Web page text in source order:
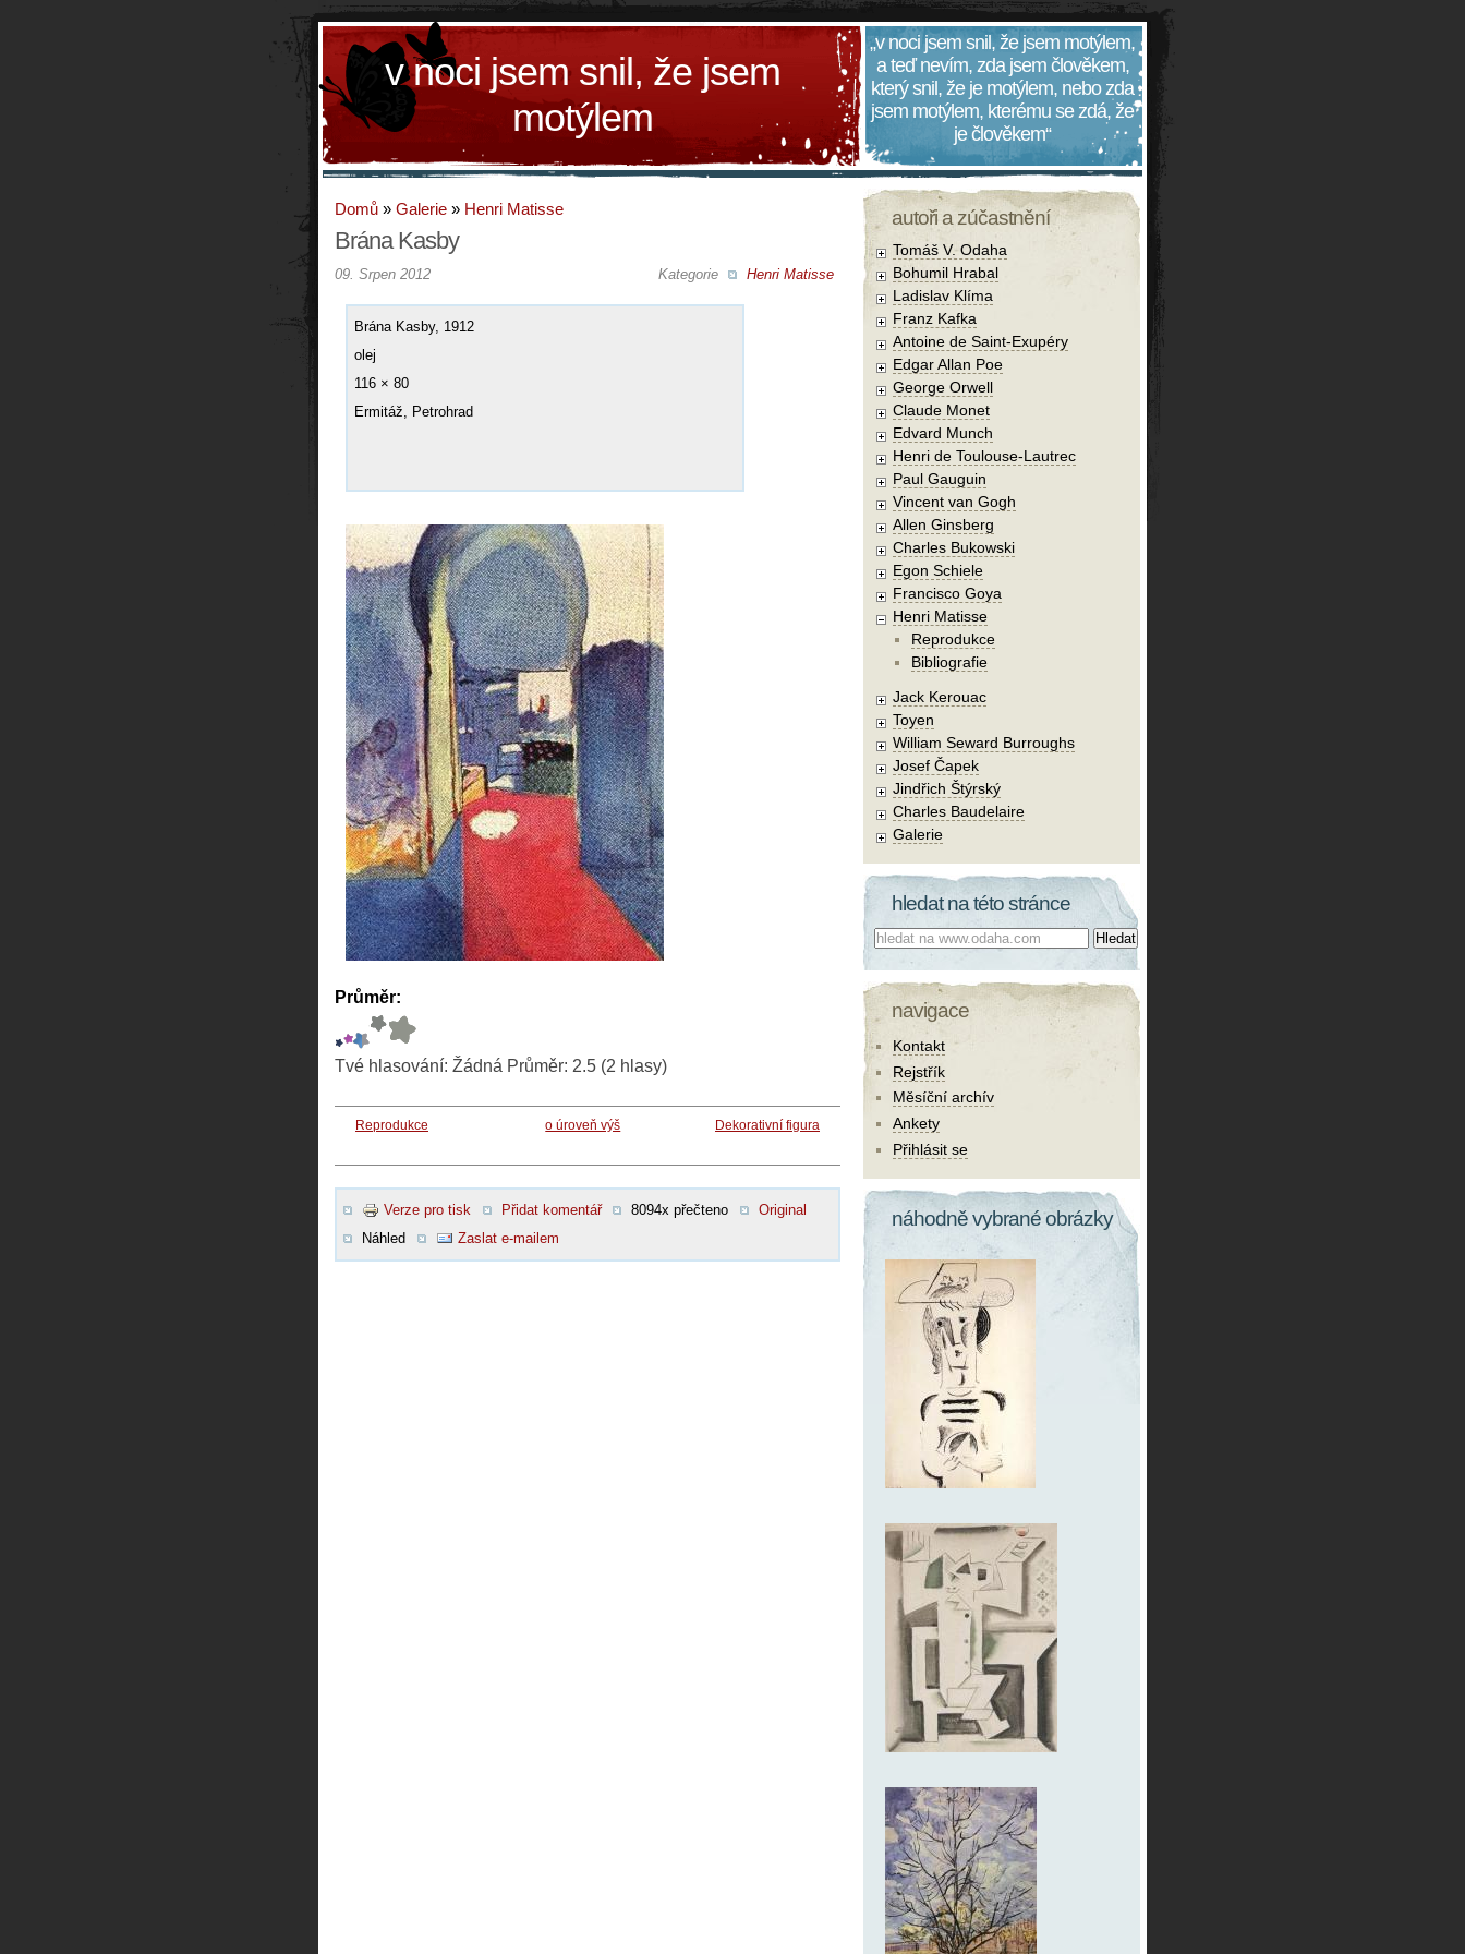
v noci jsem snil, že jsem
motýlem
„v noci jsem snil, že jsem motýlem,
a teď nevím, zda jsem člověkem,
který snil, že je motýlem, nebo zda
jsem motýlem, kterému se zdá, že
je člověkem“
Domů » Galerie » Henri Matisse
Brána Kasby
Kategorie Henri Matisse
09. Srpen 2012
Brána Kasby, 1912
olej
116 × 80
Ermitáž, Petrohrad
Průměr:
Tvé hlasování: Žádná Průměr: 2.5 (2 hlasy)
Reprodukce o úroveň výš Dekorativní figura
Verze pro tisk Přidat komentář 8094x přečteno
Original
Náhled
Zaslat e-mailem
autoři a zúčastnění
Tomáš V. Odaha
Bohumil Hrabal
Ladislav Klíma
Franz Kafka
Antoine de Saint-Exupéry
Edgar Allan Poe
George Orwell
Claude Monet
Edvard Munch
Henri de Toulouse-Lautrec
Paul Gauguin
Vincent van Gogh
Allen Ginsberg
Charles Bukowski
Egon Schiele
Francisco Goya
Henri Matisse
Reprodukce
Bibliografie
Jack Kerouac
Toyen
William Seward Burroughs
Josef Čapek
Jindřich Štýrský
Charles Baudelaire
Galerie
hledat na této stránce
Co hledat:
navigace
Kontakt
Rejstřík
Měsíční archív
Ankety
Přihlásit se
náhodně vybrané obrázky